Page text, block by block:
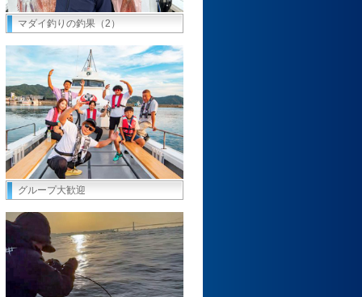
マダイ釣りの釣果（2）
グループ大歓迎